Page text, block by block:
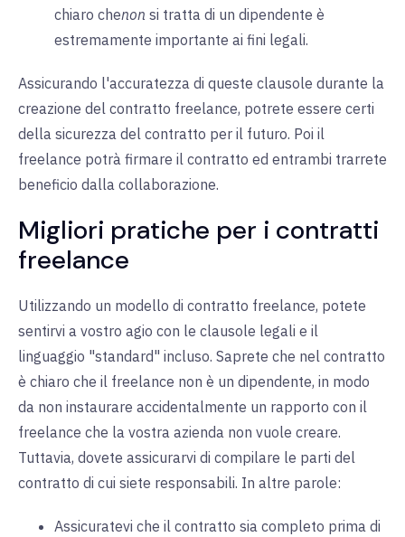
chiaro chenon si tratta di un dipendente è
estremamente importante ai fini legali.
Assicurando l'accuratezza di queste clausole durante la
creazione del contratto freelance, potrete essere certi
della sicurezza del contratto per il futuro. Poi il
freelance potrà firmare il contratto ed entrambi trarrete
beneficio dalla collaborazione.
Migliori pratiche per i contratti
freelance
Utilizzando un modello di contratto freelance, potete
sentirvi a vostro agio con le clausole legali e il
linguaggio "standard" incluso. Saprete che nel contratto
è chiaro che il freelance non è un dipendente, in modo
da non instaurare accidentalmente un rapporto con il
freelance che la vostra azienda non vuole creare.
Tuttavia, dovete assicurarvi di compilare le parti del
contratto di cui siete responsabili. In altre parole:
Assicuratevi che il contratto sia completo prima di